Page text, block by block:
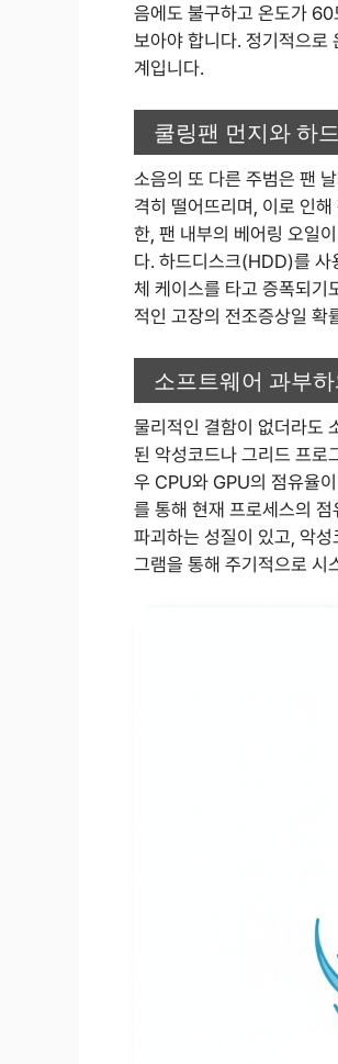
음에도 불구하고 온도가
보아야 합니다. 정기적으로
계입니다.
쿨링팬 먼지와 하
소음의 또 다른 주범은 팬
격히 떨어뜨리며, 이로 인
한, 팬 내부의 베어링 오일
다. 하드디스크(HDD)를 사
체 케이스를 타고 증폭되기
적인 고장의 전조증상일 확
소프트웨어 과부
물리적인 결함이 없더라도
된 악성코드나 그리드 프로
우 CPU와 GPU의 점유율
를 통해 현재 프로세스의
파괴하는 성질이 있고, 악
그램을 통해 주기적으로 시